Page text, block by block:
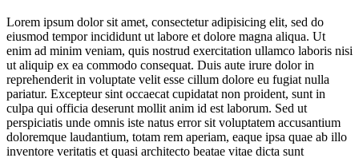
Lorem ipsum dolor sit amet, consectetur adipisicing elit, sed do
eiusmod tempor incididunt ut labore et dolore magna aliqua. Ut
enim ad minim veniam, quis nostrud exercitation ullamco laboris nisi
ut aliquip ex ea commodo consequat. Duis aute irure dolor in
reprehenderit in voluptate velit esse cillum dolore eu fugiat nulla
pariatur. Excepteur sint occaecat cupidatat non proident, sunt in
culpa qui officia deserunt mollit anim id est laborum. Sed ut
perspiciatis unde omnis iste natus error sit voluptatem accusantium
doloremque laudantium, totam rem aperiam, eaque ipsa quae ab illo
inventore veritatis et quasi architecto beatae vitae dicta sunt